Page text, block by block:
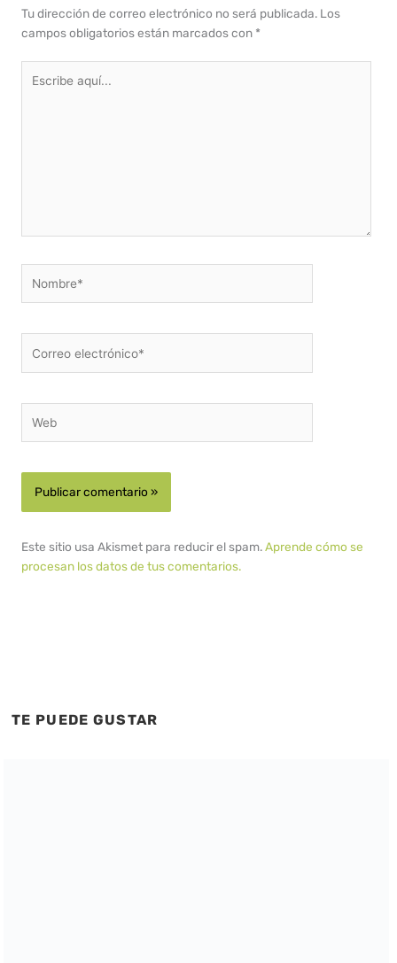
Tu dirección de correo electrónico no será publicada. Los
campos obligatorios están marcados con *
aquí...
electrónico*
Este sitio usa Akismet para reducir el spam.Aprende cómo se
procesan los datos de tus comentarios.
TE PUEDE GUSTAR